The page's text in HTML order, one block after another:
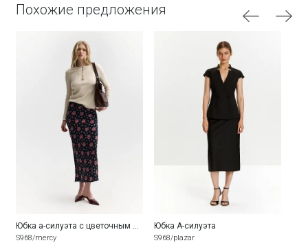
Похожие предложения
S968/mercy
Юбка А-силуэта
S968/plazar